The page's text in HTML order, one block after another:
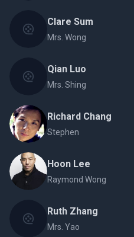
Clare Sum
Mrs. Wong
Qian Luo
Mrs. Shing
Richard Chang
Stephen
Hoon Lee
Raymond Wong
Ruth Zhang
Mrs. Yao